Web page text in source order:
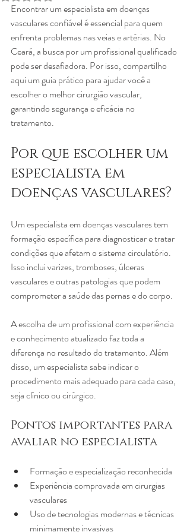
Encontrar um especialista em doenças
vasculares confiável é essencial para quem
enfrenta problemas nas veias e artérias. No
Ceará, a busca por um profissional qualificado
pode ser desafiadora. Por isso, compartilho
aqui um guia prático para ajudar você a
escolher o melhor cirurgião vascular,
garantindo segurança e eficácia no
tratamento.
Por que escolher um
especialista em
doenças vasculares?
Um especialista em doenças vasculares tem
formação específica para diagnosticar e tratar
condições que afetam o sistema circulatório.
Isso inclui varizes, tromboses, úlceras
vasculares e outras patologias que podem
comprometer a saúde das pernas e do corpo.
A escolha de um profissional com experiência
e conhecimento atualizado faz toda a
diferença no resultado do tratamento. Além
disso, um especialista sabe indicar o
procedimento mais adequado para cada caso,
seja clínico ou cirúrgico.
Pontos importantes para
avaliar no especialista
Formação e especialização reconhecida
Experiência comprovada em cirurgias
vasculares
Uso de tecnologias modernas e técnicas
minimamente invasivas